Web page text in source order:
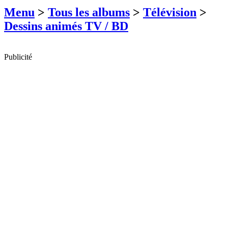
Menu > Tous les albums > Télévision >
Dessins animés TV / BD
Publicité